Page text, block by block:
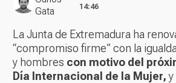
Gata
14:46
La Junta de Extremadura ha
“compromiso firme” con la
y hombres con motivo del
Día Internacional de la Mujer,y